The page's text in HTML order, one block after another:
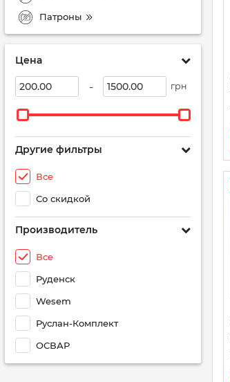
Патроны
Цена
- грн
Другие фильтры
Все
Со скидкой
Производитель
Все
Руденск
Wesem
Руслан-Комплект
ОСВАР